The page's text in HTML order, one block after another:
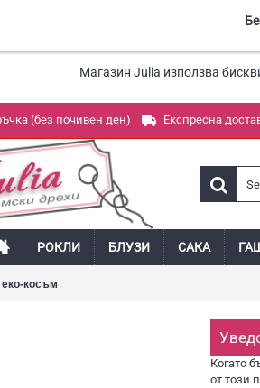
Магазин Julia използва
(без почивен ден) Експресна
РОКЛИ БЛУЗИ САКА
косъм
Когато
от този